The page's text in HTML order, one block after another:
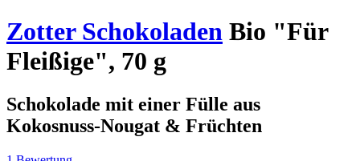
Zotter Schokoladen Bio "Für
Fleißige", 70 g
Schokolade mit einer Fülle aus
Kokosnuss-Nougat & Früchten